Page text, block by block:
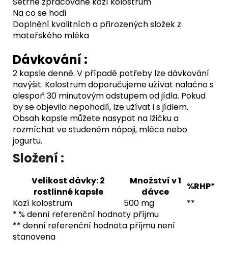
Na co se hodí
Doplnění kvalitních a přirozených složek z
mateřského mléka
Dávkování :
2 kapsle denně. V případě potřeby lze dávkování
navýšit. Kolostrum doporučujeme užívat nalačno s
alespoň 30 minutovým odstupem od jídla. Pokud
by se objevilo nepohodlí, lze užívat i s jídlem.
Obsah kapsle můžete nasypat na lžičku a
rozmíchat ve studeném nápoji, mléce nebo
jogurtu.
Složení :
Velikost dávky: 2
rostlinné kapsle
Množství v 1
dávce
%RHP*
Kozí kolostrum
500 mg
**
* % denní referenční hodnoty příjmu
** denní referenční hodnota příjmu není
stanovena